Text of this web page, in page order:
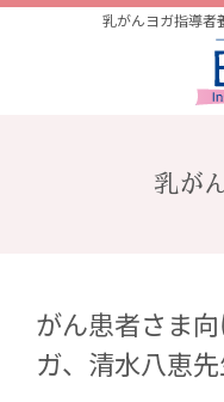
乳がんヨガ指導者
乳が
がん患者さま
ガ、清水八恵